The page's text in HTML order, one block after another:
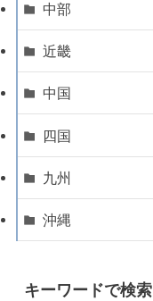
中部
近畿
中国
四国
九州
沖縄
キーワードで検索